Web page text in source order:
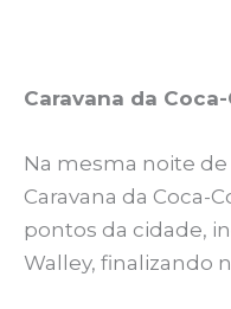
Caravana da
Na mesma noite de
Caravana da Coca-
pontos da cidade,
Walley, finalizando